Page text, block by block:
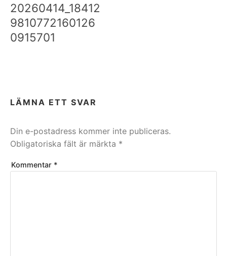
20260414_18412
9810772160126
0915701
LÄMNA ETT SVAR
Din e-postadress kommer inte publiceras.
Obligatoriska fält är märkta *
Kommentar *